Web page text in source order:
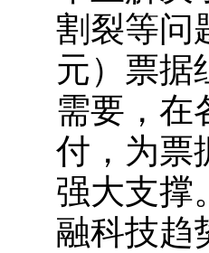
割裂等问
元）票据
需要，在
付，为票
强大支撑
融科技趋